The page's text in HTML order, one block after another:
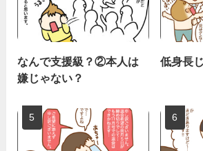
なんで支援級？②本人は
嫌じゃない？
低身長